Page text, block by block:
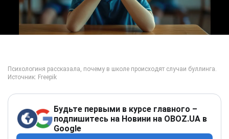
Будьте первыми в курсе главного –
подпишитесь на Новини на OBOZ.UA в
Google